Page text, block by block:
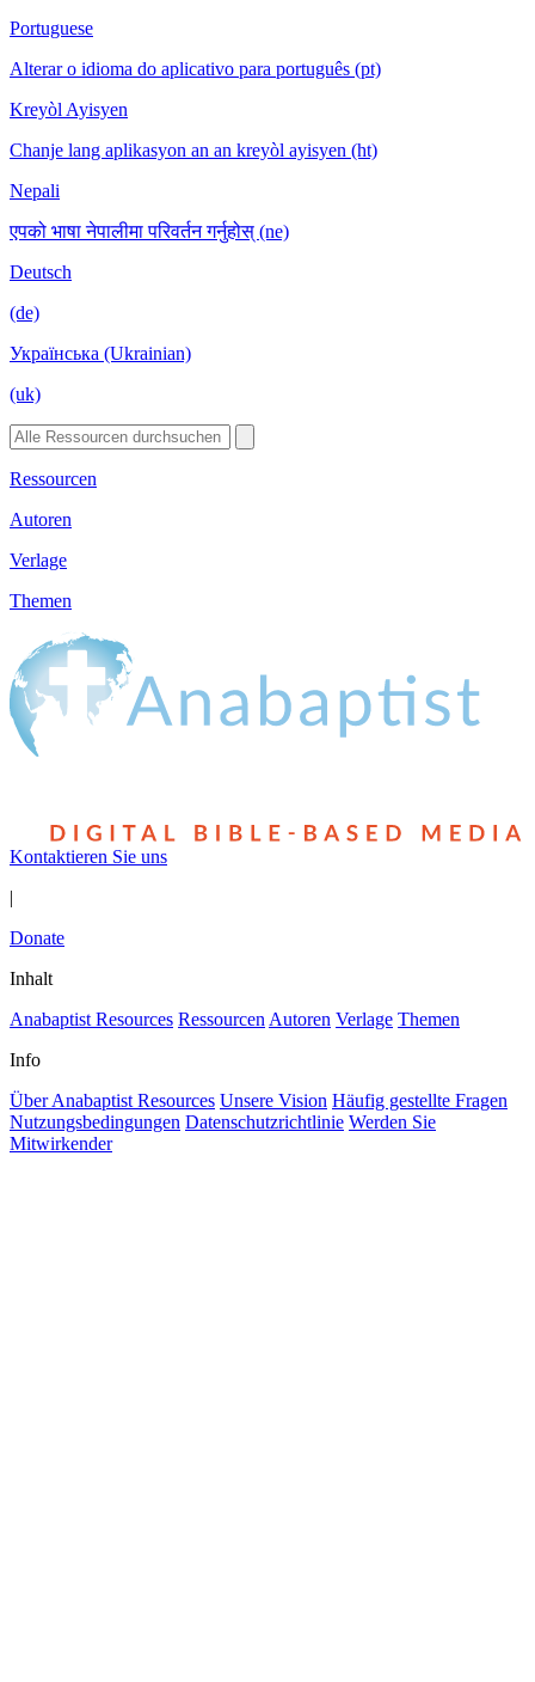
Portuguese
Alterar o idioma do aplicativo para português (pt)
Kreyòl Ayisyen
Chanje lang aplikasyon an an kreyòl ayisyen (ht)
Nepali
एपको भाषा नेपालीमा परिवर्तन गर्नुहोस् (ne)
Deutsch
(de)
Українська (Ukrainian)
(uk)
Ressourcen
Autoren
Verlage
Themen
Kontaktieren Sie uns
|
Donate
Inhalt
Anabaptist Resources Ressourcen Autoren Verlage Themen
Info
Über Anabaptist Resources Unsere Vision Häufig gestellte Fragen
Nutzungsbedingungen Datenschutzrichtlinie Werden Sie
Mitwirkender